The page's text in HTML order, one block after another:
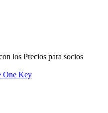
los Precios para socios
One Key